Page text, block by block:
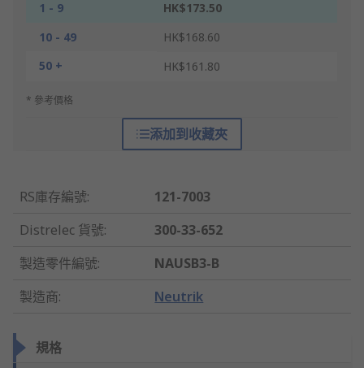
1 - 9
HK$173.50
10 - 49
HK$168.60
50 +
HK$161.80
* 參考價格
添加到收藏夾
RS庫存編號:
121-7003
Distrelec 貨號:
300-33-652
製造零件編號:
NAUSB3-B
製造商: Neutrik
規格